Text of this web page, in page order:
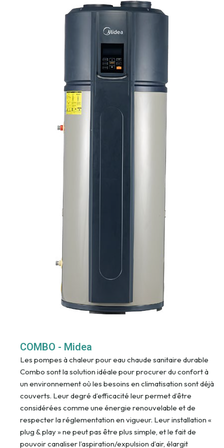
COMBO - Midea
Les pompes à chaleur pour eau chaude sanitaire durable
Combo sont la solution idéale pour procurer du confort à
un environnement où les besoins en climatisation sont déjà
couverts. Leur degré d’efficacité leur permet d’être
considérées comme une énergie renouvelable et de
respecter la réglementation en vigueur. Leur installation «
plug & play » ne peut pas être plus simple, et le fait de
pouvoir canaliser l’aspiration/expulsion d’air, élargit